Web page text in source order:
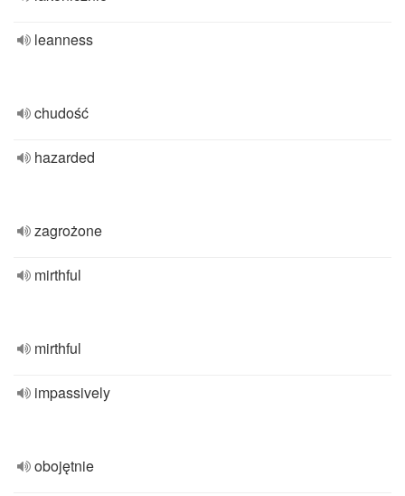
leanness
chudość
hazarded
zagrożone
mirthful
mirthful
impassively
obojętnie